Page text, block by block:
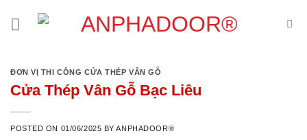
ĐƠN VỊ THI CÔNG CỬA THÉP VÂN GỖ
Cửa Thép Vân Gỗ Bạc Liêu
POSTED ON 01/06/2025 BYANPHADOOR®